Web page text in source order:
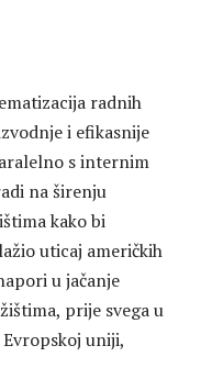
radnih
i efikasnije
s internim
na širenju
kako bi
uticaj američkih
u jačanje
prije svega u
uniji,